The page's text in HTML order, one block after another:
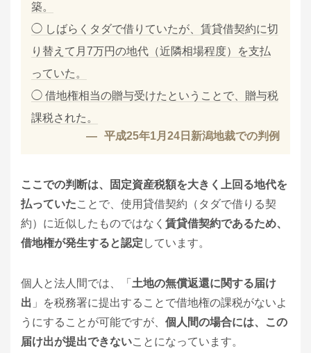
築。
◯ しばらくタダで借りていたが、賃貸借契約に切
り替えて月7万円の地代（近隣相場程度）を支払
っていた。
◯ 借地権相当の贈与受けたということで、贈与税
課税された。
平成25年1月24日新潟地裁での判例
ここでの判断は、固定資産税額を大きく上回る地代を
払っていたことで、使用貸借契約（タダで借りる契
約）に近似したものではなく 賃貸借契約であるため、
借地権が発生すると認定 しています。
個人と法人間では、「 土地の無償返還に関する届け
出 」を税務署に提出することで借地権の課税がないよ
うにすることが可能ですが、 個人間の場合には、この
届け出が提出できないことになっています。